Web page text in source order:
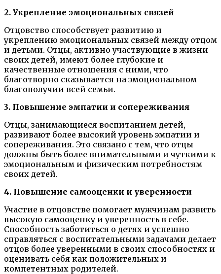
2. Укрепление эмоциональных связей
Отцовство способствует развитию и
укреплению эмоциональных связей между отцом
и детьми. Отцы, активно участвующие в жизни
своих детей, имеют более глубокие и
качественные отношения с ними, что
благотворно сказывается на эмоциональном
благополучии всей семьи.
3. Повышение эмпатии и сопереживания
Отцы, занимающиеся воспитанием детей,
развивают более высокий уровень эмпатии и
сопереживания. Это связано с тем, что отцы
должны быть более внимательными и чуткими к
эмоциональным и физическим потребностям
своих детей.
4. Повышение самооценки и уверенности
Участие в отцовстве помогает мужчинам развить
высокую самооценку и уверенность в себе.
Способность заботиться о детях и успешно
справляться с воспитательными задачами делает
отцов более уверенными в своих способностях и
оценивать себя как положительных и
компетентных родителей.